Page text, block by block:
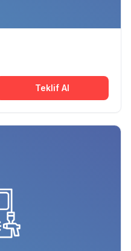
Teklif Al